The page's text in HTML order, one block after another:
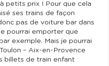
petits prix ! Pour que cela
ses trains de façon
pas de voiture bar dans
pourrai emporter que
exemple. Mais je pourrai
– Aix-en-Provence
billets de train enfant